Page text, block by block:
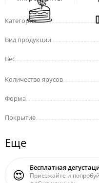
Категория
Вид продукции
Вес
Количество ярусов
Форма
Покрытие
Еще
😍 Бесплатная
Приезжайте и